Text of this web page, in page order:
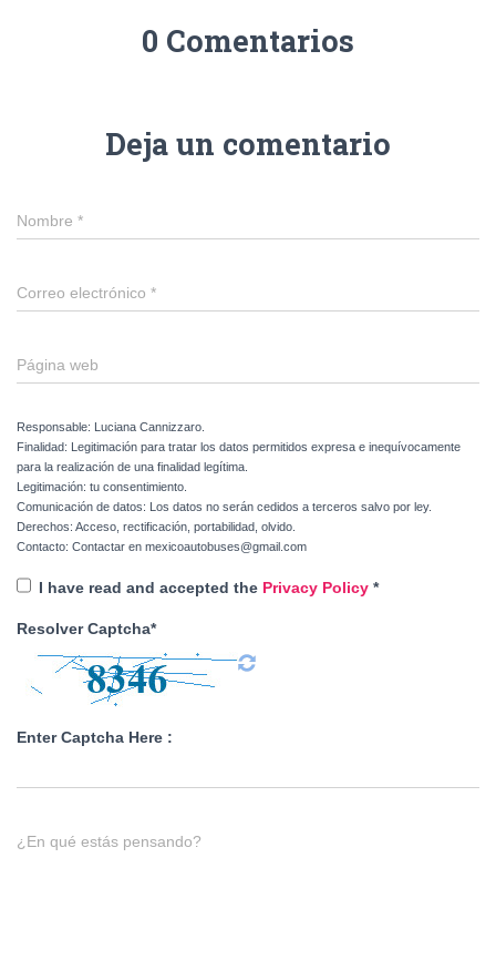
0 Comentarios
Deja un comentario
Nombre *
Correo electrónico *
Página web
Responsable: Luciana Cannizzaro.
Finalidad: Legitimación para tratar los datos permitidos expresa e inequívocamente
para la realización de una finalidad legítima.
Legitimación: tu consentimiento.
Comunicación de datos: Los datos no serán cedidos a terceros salvo por ley.
Derechos: Acceso, rectificación, portabilidad, olvido.
Contacto: Contactar en mexicoautobuses@gmail.com
I have read and accepted the Privacy Policy *
Resolver Captcha*
Enter Captcha Here :
¿En qué estás pensando?